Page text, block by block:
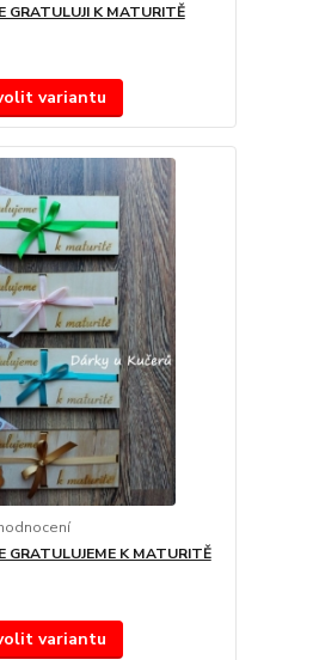
GRATULUJI K MATURITĚ
variantu
GRATULUJEME K MATURITĚ
variantu